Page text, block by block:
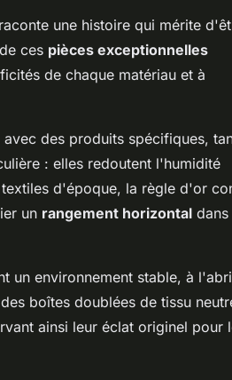
une histoire qui mérite
ces pièces exceptionnelles
de chaque matériau et à
des produits spécifiques,
: elles redoutent l'humidité
d'époque, la règle d'or
un rangement horizontal
un environnement stable, à
boîtes doublées de tissu
ainsi leur éclat originel pour